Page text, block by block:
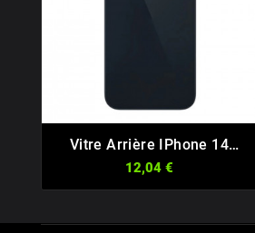
Vitre Arrière IPhone 14
Plus Sans Nappes
12,04 €